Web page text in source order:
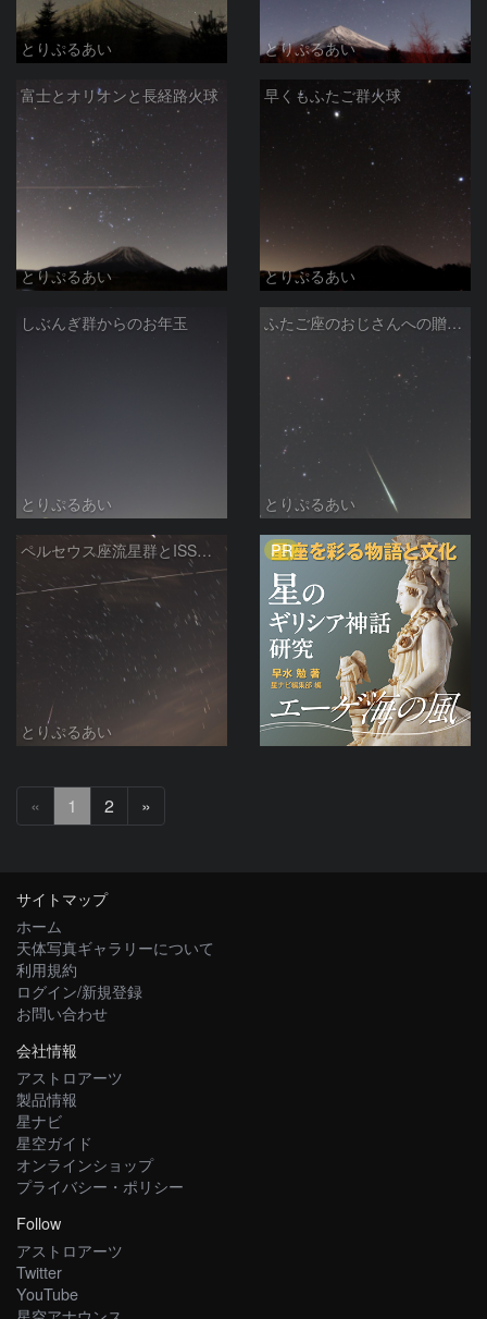
とりぷるあい とりぷるあい
富士とオリオンと長経路火球
とりぷるあい
早くもふたご群火球
とりぷるあい
しぶんぎ群からのお年玉
とりぷるあい
ふたご座のおじさんへの贈り物
とりぷるあい
ペルセウス座流星群とISSの競演
とりぷるあい
PR
« 1 2 »
へ
サイトマップ
ホーム
天体写真ギャラリーについて
利用規約
ログイン/新規登録
お問い合わせ
会社情報
アストロアーツ
製品情報
星ナビ
星空ガイド
オンラインショップ
プライバシー・ポリシー
Follow
アストロアーツ
Twitter
YouTube